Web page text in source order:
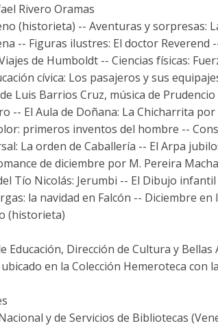
Rivero Oramas
(historieta) -- Aventuras y sorpresas:
-- Figuras ilustres: El doctor Reverend
de Humboldt -- Ciencias físicas:
cívica: Los pasajeros y sus
Luis Barrios Cruz, música de Prudencio
-- El Aula de Doñana: La Chicharrita
primeros inventos del hombre --
La orden de Caballería -- El Arpa
de diciembre por M. Pereira
Tío Nicolás: Jerumbi -- El Dibujo
la navidad en Falcón -- Diciembre en
(historieta)
Educación, Dirección de Cultura y Bellas
en la Colección Hemeroteca con
y de Servicios de Bibliotecas